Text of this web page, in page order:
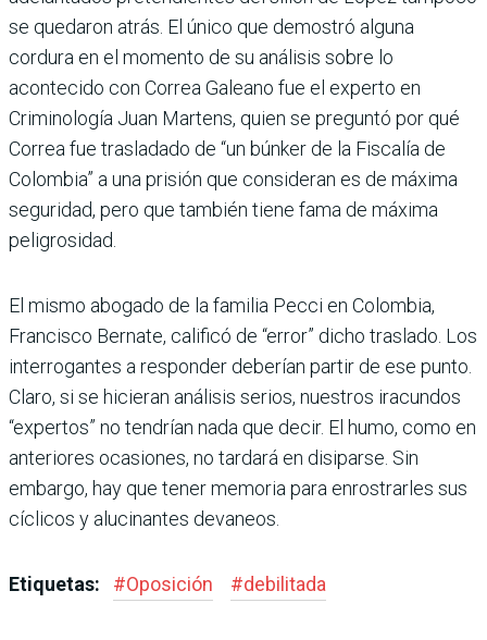
se quedaron atrás. El único que demostró alguna
cordura en el momento de su análisis sobre lo
acontecido con Correa Galeano fue el experto en
Criminología Juan Martens, quien se preguntó por qué
Correa fue trasladado de “un búnker de la Fiscalía de
Colombia” a una prisión que consideran es de máxima
seguridad, pero que también tiene fama de máxima
peligrosidad.
El mismo abogado de la familia Pecci en Colombia,
Francisco Bernate, calificó de “error” dicho traslado. Los
interrogantes a responder deberían partir de ese punto.
Claro, si se hicieran análisis serios, nuestros iracundos
“expertos” no tendrían nada que decir. El humo, como en
anteriores ocasiones, no tardará en disiparse. Sin
embargo, hay que tener memoria para enrostrarles sus
cíclicos y alucinantes devaneos.
Etiquetas: #Oposición #debilitada